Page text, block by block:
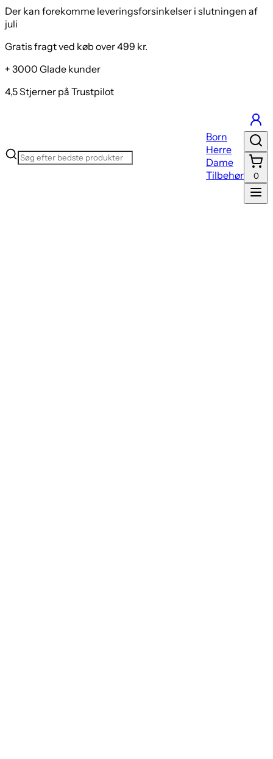
Der kan forekomme leveringsforsinkelser i slutningen af
juli
Gratis fragt ved køb over 499 kr.
+ 3000 Glade kunder
4,5 Stjerner på Trustpilot
Born
Herre
Dame
Tilbehør
0